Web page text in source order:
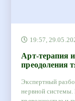
19:57,
Арт-терапия
преодоления
Экспертный
нервной системы.